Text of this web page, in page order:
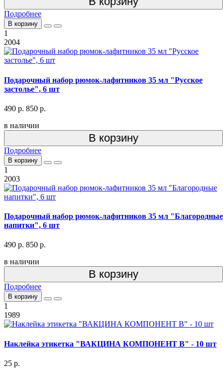
Подробнее
В корзину
1
2004
Подарочный набор рюмок-лафитников 35 мл "Русское
застолье", 6 шт
490 р. 850 р.
в наличии
В корзину
Подробнее
В корзину
1
2003
Подарочный набор рюмок-лафитников 35 мл "Благородные
напитки", 6 шт
490 р. 850 р.
в наличии
В корзину
Подробнее
В корзину
1
1989
Наклейка этикетка "ВАКЦИНА КОМПОНЕНТ В" - 10 шт
25 р.